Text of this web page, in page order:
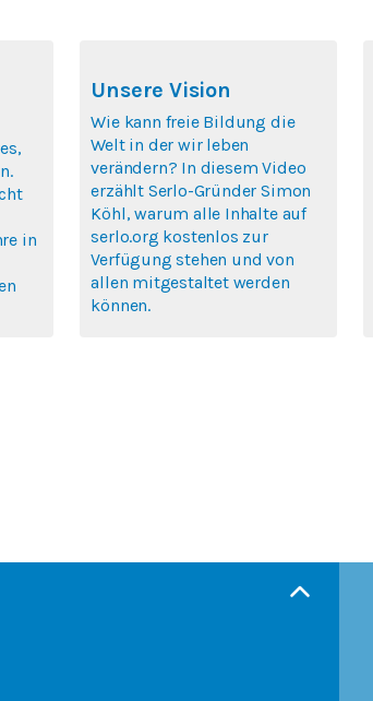
in
Unsere Vision
Wie kann freie Bildung die
Welt in der wir leben
verändern? In diesem Video
erzählt Serlo-Gründer Simon
Köhl, warum alle Inhalte auf
serlo.org kostenlos zur
Verfügung stehen und von
allen mitgestaltet werden
können.